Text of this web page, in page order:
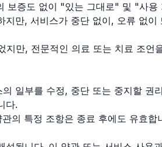
보증도 없이 "있는 그대로" 및 "사용
만, 서비스가 중단 없이, 오류 없
만, 전문적인 의료 또는 치료 조언
일부를 수정, 중단 또는 중지할 권
다.
의 특정 조항은 종료 후에도 유효합